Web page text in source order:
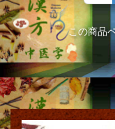
この商品